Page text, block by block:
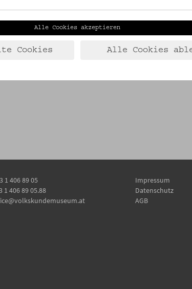
dotdotdot 4plus – die Festivalschiene für Menschen ab
heuer mit einem fixen Spieltag pro Woche den ganzen
Familienausgabe des Cat Video Festivals, die
sowie mit dem Volkskundemuseum Wien sorgen für
1 406 89 05
1 406 89 05.88
Impressum
Datenschutz
AGB
Alle Cookies akzeptieren
Cookies Alle Cookies